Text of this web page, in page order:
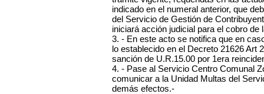
indicado en el numeral anterior, que
del Servicio de Gestión de
iniciará acción judicial para el cobro de
3. - En este acto se notifica que en
lo establecido en el Decreto 21626 Art
sanción de U.R.15.00 por 1era
4. - Pase al Servicio Centro Comunal
comunicar a la Unidad Multas del
demás efectos.-